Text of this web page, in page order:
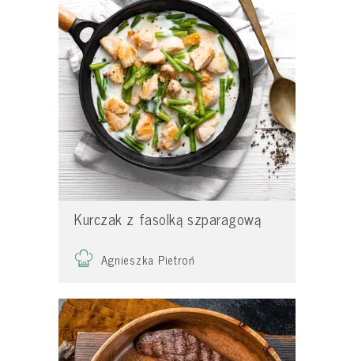
Kurczak z fasolką szparagową
Agnieszka Pietroń